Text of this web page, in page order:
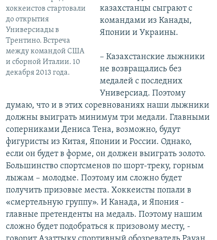
хоккеистов стартовали
до открытия
Универсиады в
Трентино. Встреча
между командой США
и сборной Италии. 10
декабря 2013 года.
казахстанцы сыграют с
командами из Канады,
Японии и Украины.
– Казахстанские лыжники
не возвращались без
медалей с последних
Универсиад. Поэтому
думаю, что и в этих соревнованиях наши лыжники
должны выиграть минимум три медали. Главными
соперниками Дениса Тена, возможно, будут
фигуристы из Китая, Японии и России. Однако,
если он будет в форме, он должен выиграть золото.
Большинство спортсменов по шорт-треку, горным
лыжам – молодые. Поэтому им сложно будет
получить призовые места. Хоккеисты попали в
«смертельную группу». И Канада, и Япония -
главные претенденты на медаль. Поэтому нашим
сложно будет подобраться к призовому месту, -